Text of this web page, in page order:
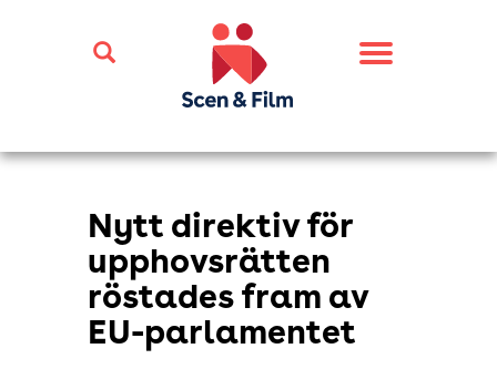
Toggle
Nytt direktiv för
upphovsrätten
röstades fram av
EU-parlamentet